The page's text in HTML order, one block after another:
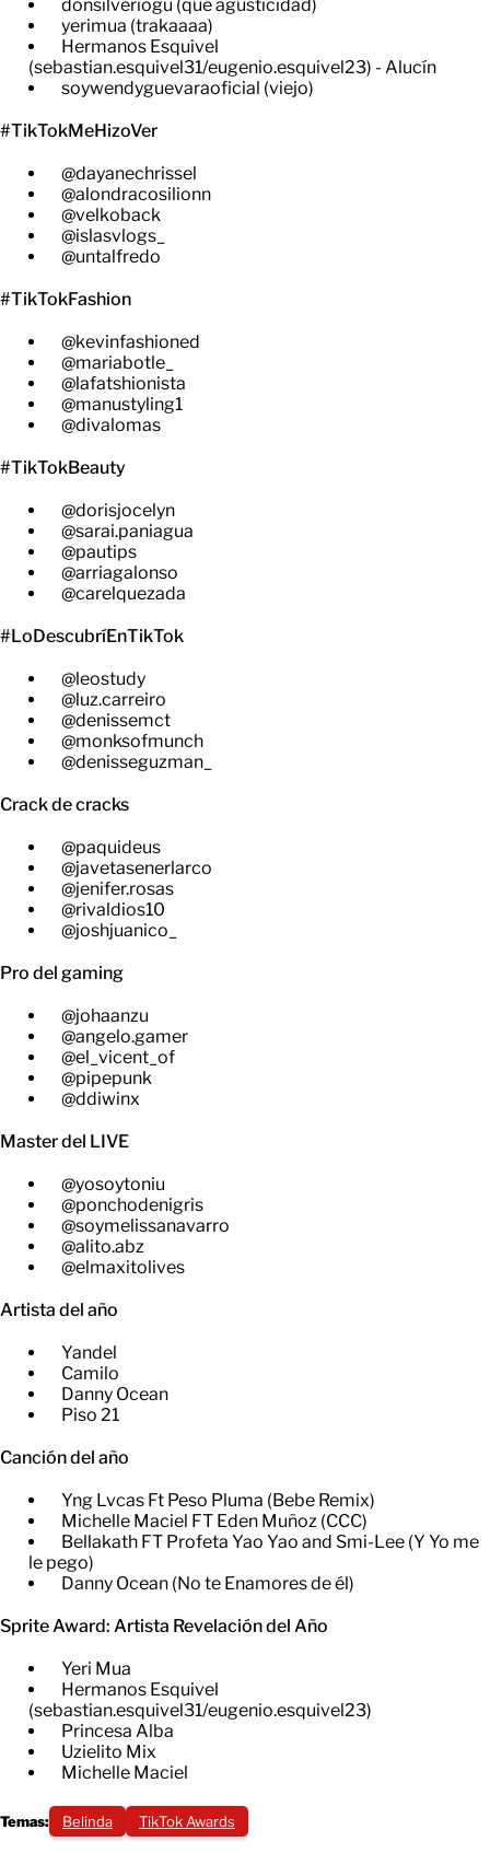
donsilveriogu (qué agusticidad)
yerimua (trakaaaa)
Hermanos Esquivel
(sebastian.esquivel31/eugenio.esquivel23) - Alucín
soywendyguevaraoficial (viejo)
#TikTokMeHizoVer
@dayanechrissel
@alondracosilionn
@velkoback
@islasvlogs_
@untalfredo
#TikTokFashion
@kevinfashioned
@mariabotle_
@lafatshionista
@manustyling1
@divalomas
#TikTokBeauty
@dorisjocelyn
@sarai.paniagua
@pautips
@arriagalonso
@carelquezada
#LoDescubríEnTikTok
@leostudy
@luz.carreiro
@denissemct
@monksofmunch
@denisseguzman_
Crack de cracks
@paquideus
@javetasenerlarco
@jenifer.rosas
@rivaldios10
@joshjuanico_
Pro del gaming
@johaanzu
@angelo.gamer
@el_vicent_of
@pipepunk
@ddiwinx
Master del LIVE
@yosoytoniu
@ponchodenigris
@soymelissanavarro
@alito.abz
@elmaxitolives
Artista del año
Yandel
Camilo
Danny Ocean
Piso 21
Canción del año
Yng Lvcas Ft Peso Pluma (Bebe Remix)
Michelle Maciel FT Eden Muñoz (CCC)
Bellakath FT Profeta Yao Yao and Smi-Lee (Y Yo me
le pego)
Danny Ocean (No te Enamores de él)
Sprite Award: Artista Revelación del Año
Yeri Mua
Hermanos Esquivel
(sebastian.esquivel31/eugenio.esquivel23)
Princesa Alba
Uzielito Mix
Michelle Maciel
Temas: Belinda TikTok Awards